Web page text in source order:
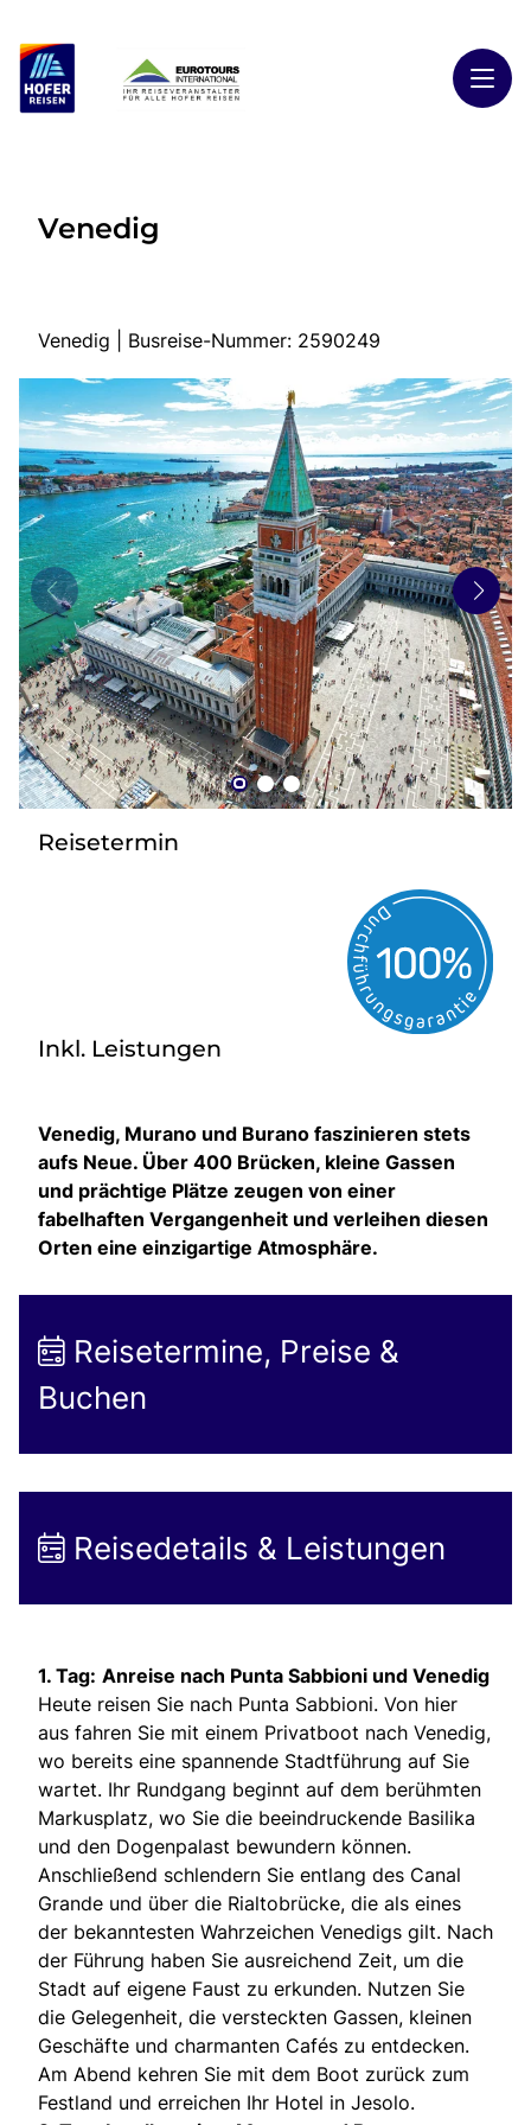
Highlights
Start
Busreisen
Kontakt
zurück zu HOFER REISEN
Venedig
Venedig | Busreise-Nummer: 2590249
Reisetermin
Inkl. Leistungen
Venedig, Murano und Burano faszinieren stets
aufs Neue. Über 400 Brücken, kleine Gassen
und prächtige Plätze zeugen von einer
fabelhaften Vergangenheit und verleihen diesen
Orten eine einzigartige Atmosphäre.
Reisetermine, Preise &
Buchen
Reisedetails & Leistungen
1. Tag: Anreise nach Punta Sabbioni und Venedig
Heute reisen Sie nach Punta Sabbioni. Von hier
aus fahren Sie mit einem Privatboot nach Venedig,
wo bereits eine spannende Stadtführung auf Sie
wartet. Ihr Rundgang beginnt auf dem berühmten
Markusplatz, wo Sie die beeindruckende Basilika
und den Dogenpalast bewundern können.
Anschließend schlendern Sie entlang des Canal
Grande und über die Rialtobrücke, die als eines
der bekanntesten Wahrzeichen Venedigs gilt. Nach
der Führung haben Sie ausreichend Zeit, um die
Stadt auf eigene Faust zu erkunden. Nutzen Sie
die Gelegenheit, die versteckten Gassen, kleinen
Geschäfte und charmanten Cafés zu entdecken.
Am Abend kehren Sie mit dem Boot zurück zum
Festland und erreichen Ihr Hotel in Jesolo.